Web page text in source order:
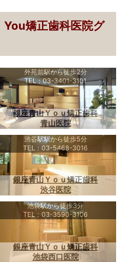
矯正歯科医院グ
外苑前駅から徒歩2分
TEL：03-3401-3101
銀座青山Ｙｏｕ矯正歯科
青山医院
渋谷駅駅から徒歩5分
TEL：03-5468-3016
銀座青山Ｙｏｕ矯正歯科
渋谷医院
池袋駅から徒歩3分
TEL：03-3590-3106
銀座青山Ｙｏｕ矯正歯科
池袋西口医院